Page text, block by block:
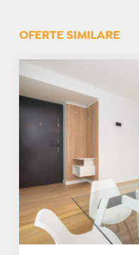
OFERTE SIMILARE